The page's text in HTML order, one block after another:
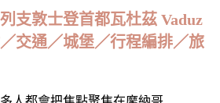
支敦士登首都瓦杜茲 Vaduz
交通／城堡／行程編排／旅